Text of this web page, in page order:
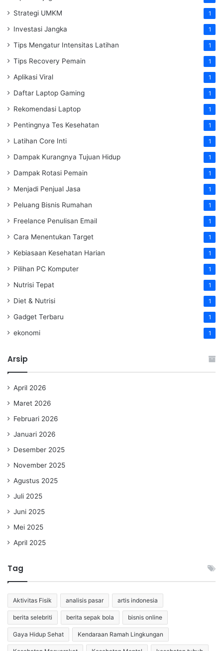
Strategi UMKM 1
Investasi Jangka 1
Tips Mengatur Intensitas Latihan 1
Tips Recovery Pemain 1
Aplikasi Viral 1
Daftar Laptop Gaming 1
Rekomendasi Laptop 1
Pentingnya Tes Kesehatan 1
Latihan Core Inti 1
Dampak Kurangnya Tujuan Hidup 1
Dampak Rotasi Pemain 1
Menjadi Penjual Jasa 1
Peluang Bisnis Rumahan 1
Freelance Penulisan Email 1
Cara Menentukan Target 1
Kebiasaan Kesehatan Harian 1
Pilihan PC Komputer 1
Nutrisi Tepat 1
Diet & Nutrisi 1
Gadget Terbaru 1
ekonomi 1
Arsip
April 2026
Maret 2026
Februari 2026
Januari 2026
Desember 2025
November 2025
Agustus 2025
Juli 2025
Juni 2025
Mei 2025
April 2025
Tag
Aktivitas Fisik analisis pasar artis indonesia
berita selebriti berita sepak bola bisnis online
Gaya Hidup Sehat Kendaraan Ramah Lingkungan